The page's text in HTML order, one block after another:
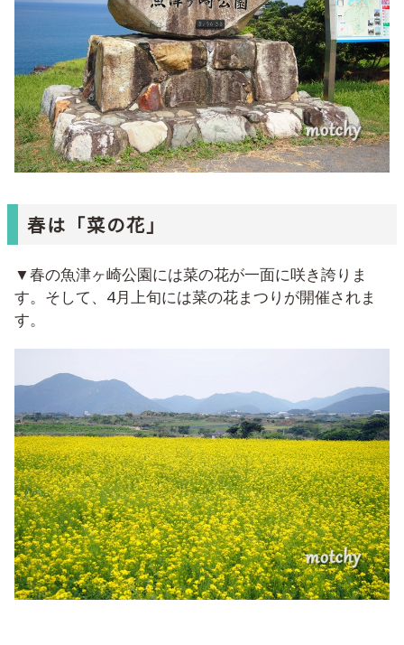
春は「菜の花」
▼春の魚津ヶ崎公園には菜の花が一面に咲き誇りま
す。そして、4月上旬には菜の花まつりが開催されま
す。